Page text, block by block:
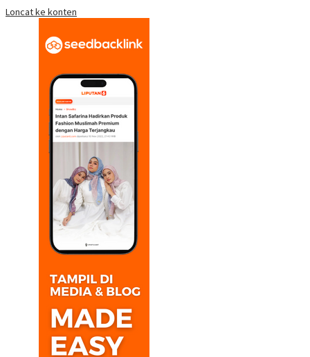
Loncat ke konten